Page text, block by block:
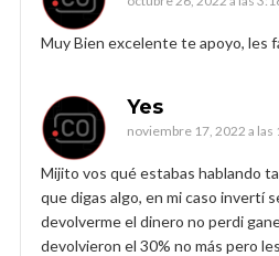
Muy Bien excelente te apoyo, les
Yes
noviembre 17, 2022 a las
Mijito vos qué estabas hablando
que digas algo, en mi caso invertí
devolverme el dinero no perdi
devolvieron el 30% no más pero